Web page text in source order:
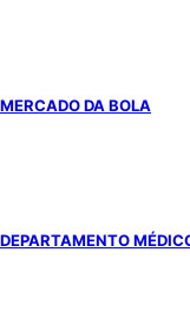
MERCADO DA BOLA
DEPARTAMENTO